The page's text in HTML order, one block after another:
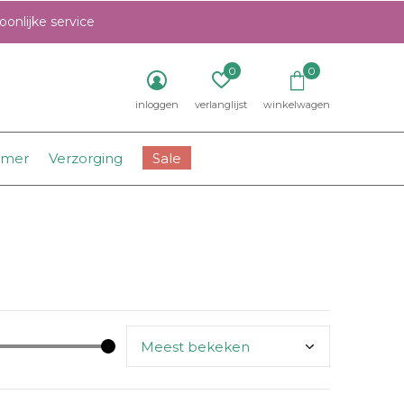
Verzorging Sale
inloggen verlanglijst
0
winkelwagen
0
service